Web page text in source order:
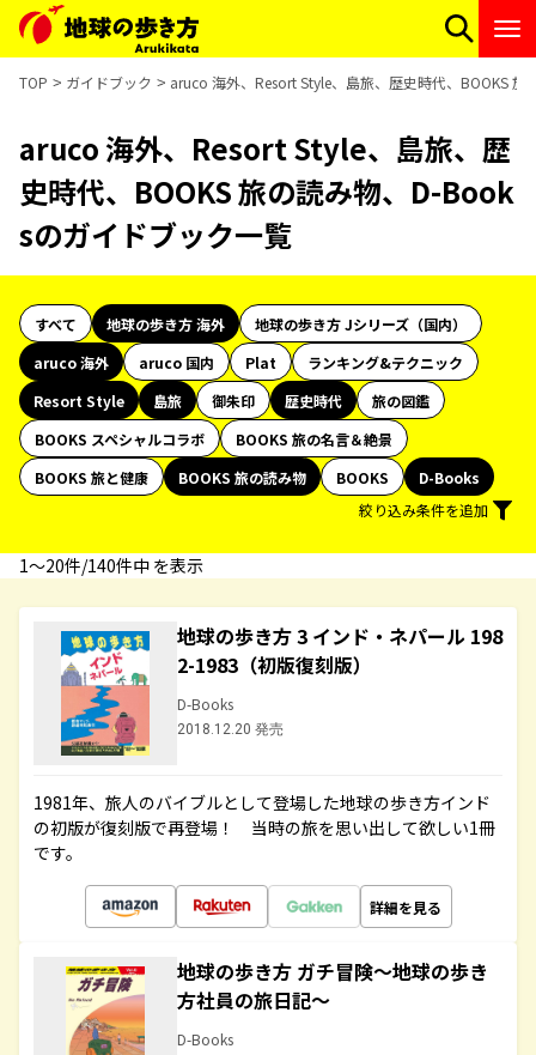
TOP ガイドブック aruco 海外、Resort Style、島旅、歴史時代、BOOKS
aruco 海外、Resort Style、島旅、歴
史時代、BOOKS 旅の読み物、D-Book
sのガイドブック一覧
すべて 地球の歩き方 海外
地球の歩き方 Jシリーズ（国内）
aruco 海外
aruco 国内 Plat
ランキング&テクニック
Resort Style
島旅 御朱印 歴史時代
旅の図鑑
BOOKS スペシャルコラボ
BOOKS 旅の名言＆絶景
BOOKS 旅と健康
BOOKS 旅の読み物 BOOKS
D-Books
絞り込み条件を追加
1〜20件/140件中 を表示
地球の歩き方 3 インド・ネパール 198
2-1983（初版復刻版）
D-Books
2018.12.20 発売
1981年、旅人のバイブルとして登場した地球の歩き方インド
の初版が復刻版で再登場！ 当時の旅を思い出して欲しい1冊
です。
詳細を見る
地球の歩き方 ガチ冒険～地球の歩き
方社員の旅日記～
D-Books